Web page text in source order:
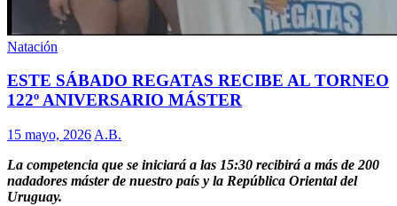
Natación
ESTE SÁBADO REGATAS RECIBE AL TORNEO
122º ANIVERSARIO MÁSTER
15 mayo, 2026 A.B.
La competencia que se iniciará a las 15:30 recibirá a más de 200
nadadores máster de nuestro país y la República Oriental del
Uruguay.